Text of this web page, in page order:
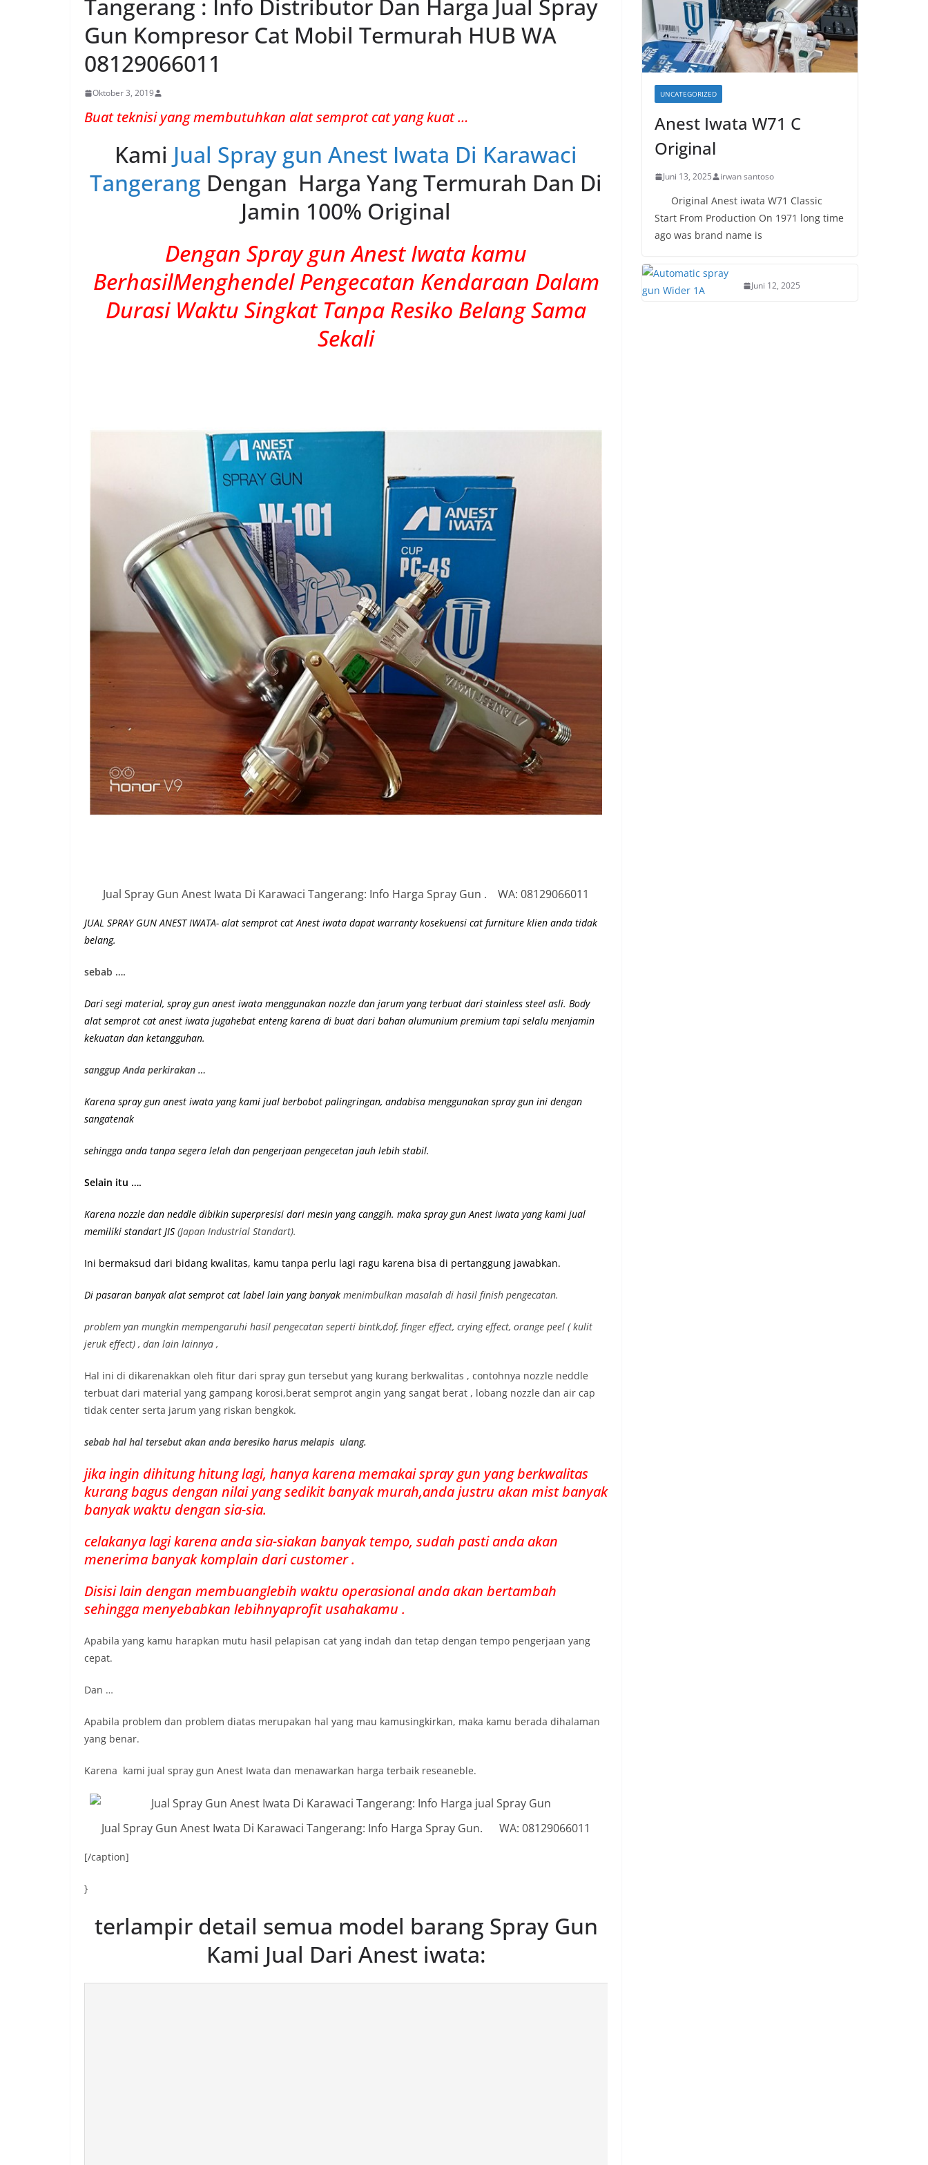
Tangerang : Info Distributor Dan Harga Jual Spray
Gun Kompresor Cat Mobil Termurah HUB WA
08129066011
Oktober 3, 2019
Buat teknisi yang membutuhkan alat semprot cat yang kuat …
Kami Jual Spray gun Anest Iwata Di Karawaci
Tangerang Dengan Harga Yang Termurah Dan Di
Jamin 100% Original
Dengan Spray gun Anest Iwata kamu
BerhasilMenghendel Pengecatan Kendaraan Dalam
Durasi Waktu Singkat Tanpa Resiko Belang Sama
Sekali
Jual Spray Gun Anest Iwata Di Karawaci Tangerang: Info Harga Spray Gun . WA: 08129066011
JUAL SPRAY GUN ANEST IWATA- alat semprot cat Anest iwata dapat warranty kosekuensi cat furniture klien anda tidak
belang.
sebab ….
Dari segi material, spray gun anest iwata menggunakan nozzle dan jarum yang terbuat dari stainless steel asli. Body
alat semprot cat anest iwata jugahebat enteng karena di buat dari bahan alumunium premium tapi selalu menjamin
kekuatan dan ketangguhan.
sanggup Anda perkirakan …
Karena spray gun anest iwata yang kami jual berbobot palingringan, andabisa menggunakan spray gun ini dengan
sangatenak
sehingga anda tanpa segera lelah dan pengerjaan pengecetan jauh lebih stabil.
Selain itu ….
Karena nozzle dan neddle dibikin superpresisi dari mesin yang canggih. maka spray gun Anest iwata yang kami jual
memiliki standart JIS (Japan Industrial Standart).
Ini bermaksud dari bidang kwalitas, kamu tanpa perlu lagi ragu karena bisa di pertanggung jawabkan.
Di pasaran banyak alat semprot cat label lain yang banyak menimbulkan masalah di hasil finish pengecatan.
problem yan mungkin mempengaruhi hasil pengecatan seperti bintk,dof, finger effect, crying effect, orange peel ( kulit
jeruk effect) , dan lain lainnya ,
Hal ini di dikarenakkan oleh fitur dari spray gun tersebut yang kurang berkwalitas , contohnya nozzle neddle
terbuat dari material yang gampang korosi,berat semprot angin yang sangat berat , lobang nozzle dan air cap
tidak center serta jarum yang riskan bengkok.
sebab hal hal tersebut akan anda beresiko harus melapis ulang.
jika ingin dihitung hitung lagi, hanya karena memakai spray gun yang berkwalitas
kurang bagus dengan nilai yang sedikit banyak murah,anda justru akan mist banyak
banyak waktu dengan sia-sia.
celakanya lagi karena anda sia-siakan banyak tempo, sudah pasti anda akan
menerima banyak komplain dari customer .
Disisi lain dengan membuanglebih waktu operasional anda akan bertambah
sehingga menyebabkan lebihnyaprofit usahakamu .
Apabila yang kamu harapkan mutu hasil pelapisan cat yang indah dan tetap dengan tempo pengerjaan yang
cepat.
Dan …
Apabila problem dan problem diatas merupakan hal yang mau kamusingkirkan, maka kamu berada dihalaman
yang benar.
Karena kami jual spray gun Anest Iwata dan menawarkan harga terbaik reseaneble.
Jual Spray Gun Anest Iwata Di Karawaci Tangerang: Info Harga Spray Gun. WA: 08129066011
[/caption]
}
terlampir detail semua model barang Spray Gun
Kami Jual Dari Anest iwata:
UNCATEGORIZED
Anest Iwata W71 C
Original
Juni 13, 2025 irwan santoso
Original Anest iwata W71 Classic
Start From Production On 1971 long time
ago was brand name is
Juni 12, 2025